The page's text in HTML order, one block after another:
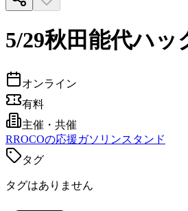
5/29秋田能代ハッ
オンライン
有料
主催・共催
RROCOの応援ガソリンスタンド
タグ
タグはありません